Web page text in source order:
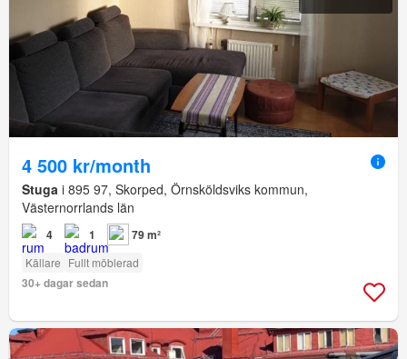
4 500 kr/month
Stuga i 895 97, Skorped, Örnsköldsviks kommun,
Västernorrlands län
4 1 79 m²
Källare Fullt möblerad
30+ dagar sedan